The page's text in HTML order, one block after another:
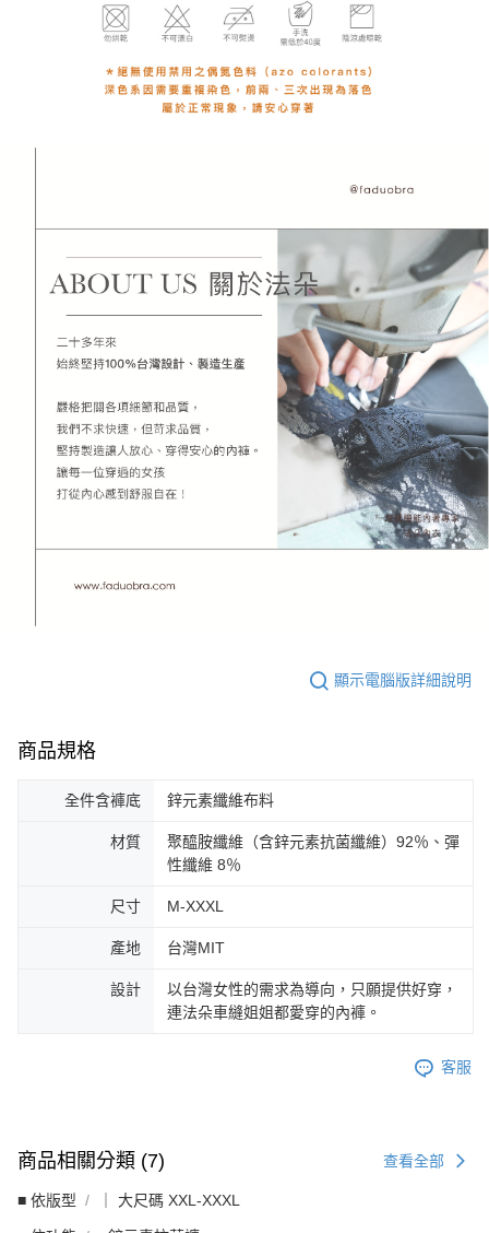
顯示電腦版詳細說明
商品規格
全件含褲底 鋅元素纖維布料
材質
聚醯胺纖維（含鋅元素抗菌纖維）92％、彈
性纖維 8％
尺寸 M-XXXL
產地 台灣MIT
設計
以台灣女性的需求為導向，只願提供好穿，
連法朵車縫姐姐都愛穿的內褲。
客服
商品相關分類 (7) 查看全部
■ 依版型 ｜ 大尺碼 XXL-XXXL